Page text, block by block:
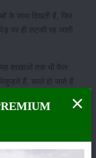
के साथ दिखती हैं, फिर
पर ही लटकी रह जाती
यह शाखाओं तक भी फैल
हैं, काले हो जाते हैं